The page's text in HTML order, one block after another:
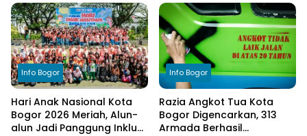
Terdampak Kekeringan
kepada Bupati Bogor
Info Bogor
Hari Anak Nasional Kota
Bogor 2026 Meriah, Alun-
alun Jadi Panggung Inklusi
Info Bogor
Razia Angkot Tua Kota
Bogor Digencarkan, 313
Armada Berhasil